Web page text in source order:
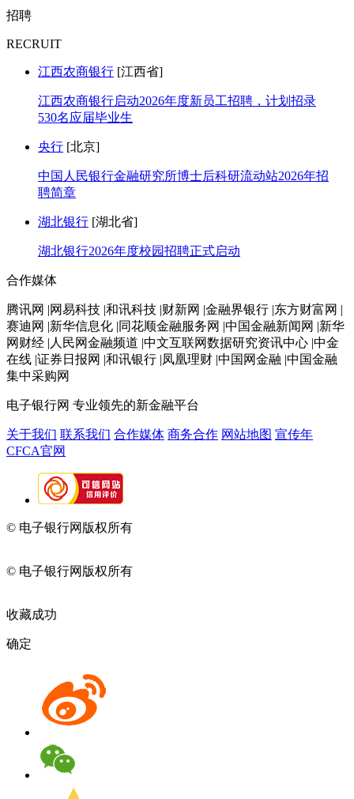
招聘
RECRUIT
江西农商银行 [江西省]
江西农商银行启动2026年度新员工招聘，计划招录
530名应届毕业生
央行 [北京]
中国人民银行金融研究所博士后科研流动站2026年招
聘简章
湖北银行 [湖北省]
湖北银行2026年度校园招聘正式启动
合作媒体
腾讯网 |网易科技 |和讯科技 |财新网 |金融界银行 |东方财富网 |
赛迪网 |新华信息化 |同花顺金融服务网 |中国金融新闻网 |新华
网财经 |人民网金融频道 |中文互联网数据研究资讯中心 |中金
在线 |证券日报网 |和讯银行 |凤凰理财 |中国网金融 |中国金融
集中采购网
电子银行网 专业领先的新金融平台
关于我们 联系我们 合作媒体 商务合作 网站地图 宣传年
CFCA官网
© 电子银行网版权所有
© 电子银行网版权所有
收藏成功
确定